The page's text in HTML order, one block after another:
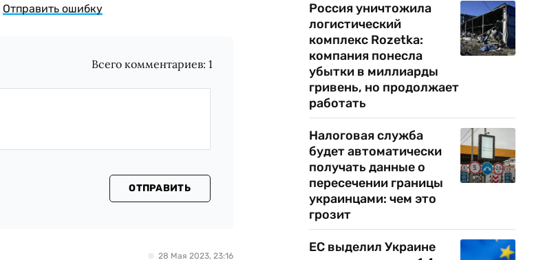
Отправить ошибку
Всего комментариев:1
ОТПРАВИТЬ
28 Мая 2023, 23:16
Россия уничтожила
логистический
комплекс Rozetka:
компания понесла
убытки в миллиарды
гривень, но продолжает
работать
Налоговая служба
будет автоматически
получать данные о
пересечении границы
украинцами: чем это
грозит
ЕС выделил Украине